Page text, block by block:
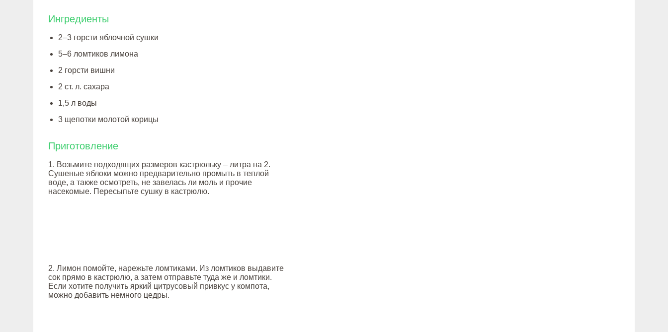
Ингредиенты
2–3 горсти яблочной сушки
5–6 ломтиков лимона
2 горсти вишни
2 ст. л. сахара
1,5 л воды
3 щепотки молотой корицы
Приготовление
1. Возьмите подходящих размеров кастрюльку – литра на 2.
Сушеные яблоки можно предварительно промыть в теплой
воде, а также осмотреть, не завелась ли моль и прочие
насекомые. Пересыпьте сушку в кастрюлю.
2. Лимон помойте, нарежьте ломтиками. Из ломтиков выдавите
сок прямо в кастрюлю, а затем отправьте туда же и ломтики.
Если хотите получить яркий цитрусовый привкус у компота,
можно добавить немного цедры.